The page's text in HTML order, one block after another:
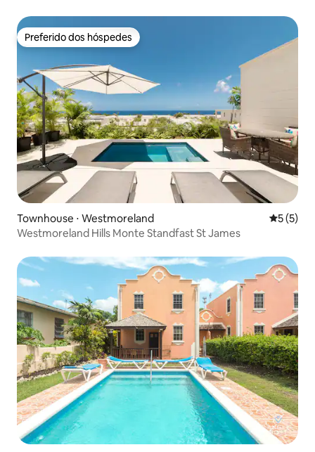
Preferido dos hóspedes
Preferido dos hóspedes
Townhouse ⋅ Westmoreland 5 de
5 (5)
Westmoreland Hills Monte Standfast St James